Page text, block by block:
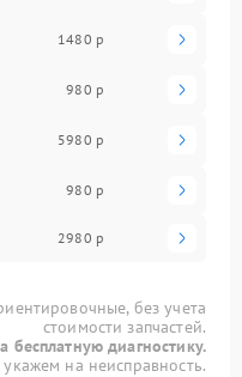
1480 р
980 р
5980 р
980 р
2980 р
без учета
стоимости запчастей.
бесплатную диагностику.
на неисправность.